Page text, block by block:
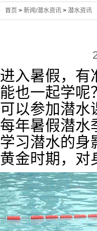
首页 > 新闻/潜水资讯 > 潜水资讯
进入暑假，有
能也一起学呢
可以参加潜水
每年暑假潜水
学习潜水的身
黄金时期，对